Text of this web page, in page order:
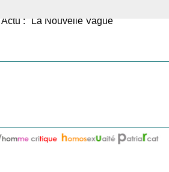
Actu : "La Nouvelle Vague"